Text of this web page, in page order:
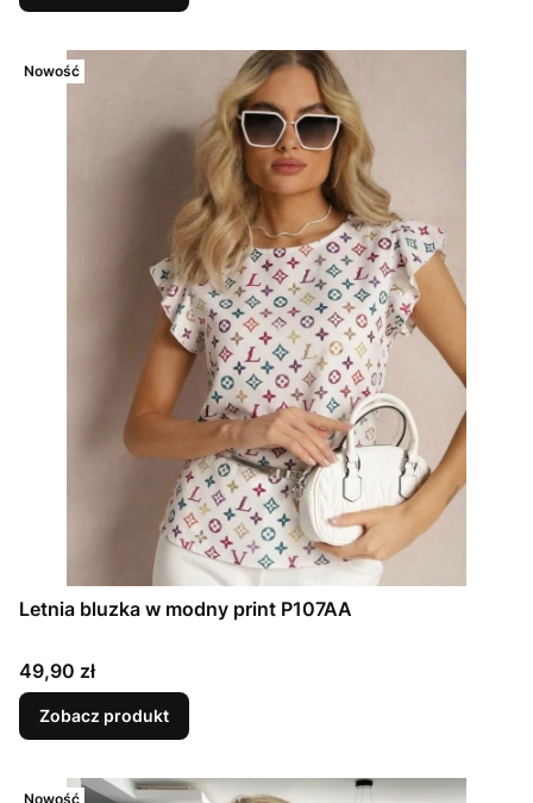
Nowość
Letnia bluzka w modny print P107AA
Cena
49,90 zł
Zobacz produkt
Nowość